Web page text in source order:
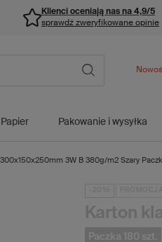
Klienci oceniają nas na 4,9/5
sprawdź zweryfikowane opinie
Papier Pakowanie i wysyłka
3W B 380g/m2 Szary
Karton
Paczka 180 szt.